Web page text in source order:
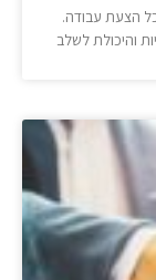
הצעת עבודה.
והיכולת לשלב